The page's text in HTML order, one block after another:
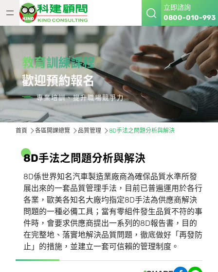
立即諮詢
0800-010-993
教育訓練課程
歡迎預約報名
專業培訓、提升職場競爭力
首頁 各區開課總覽 品質管理 8D手法之問題分析與解決
8D手法之 問 題分析與解決
8D係世界知名汽車製造業廠商為確保品質水準所發
展出來的一套品質管理手法，目前已普遍運用於各行
各業，歐美各知名大廠均指定8D手法為供應商解決
問題的一種必備工具；當有零組件發生品質不符的事
件時，會要求供應商提出一系列的8D報告書，目的
在完整地、落實地解決品質問題，徹底做好「再發防
止」的措施，並建立一套可信賴的管理制度。